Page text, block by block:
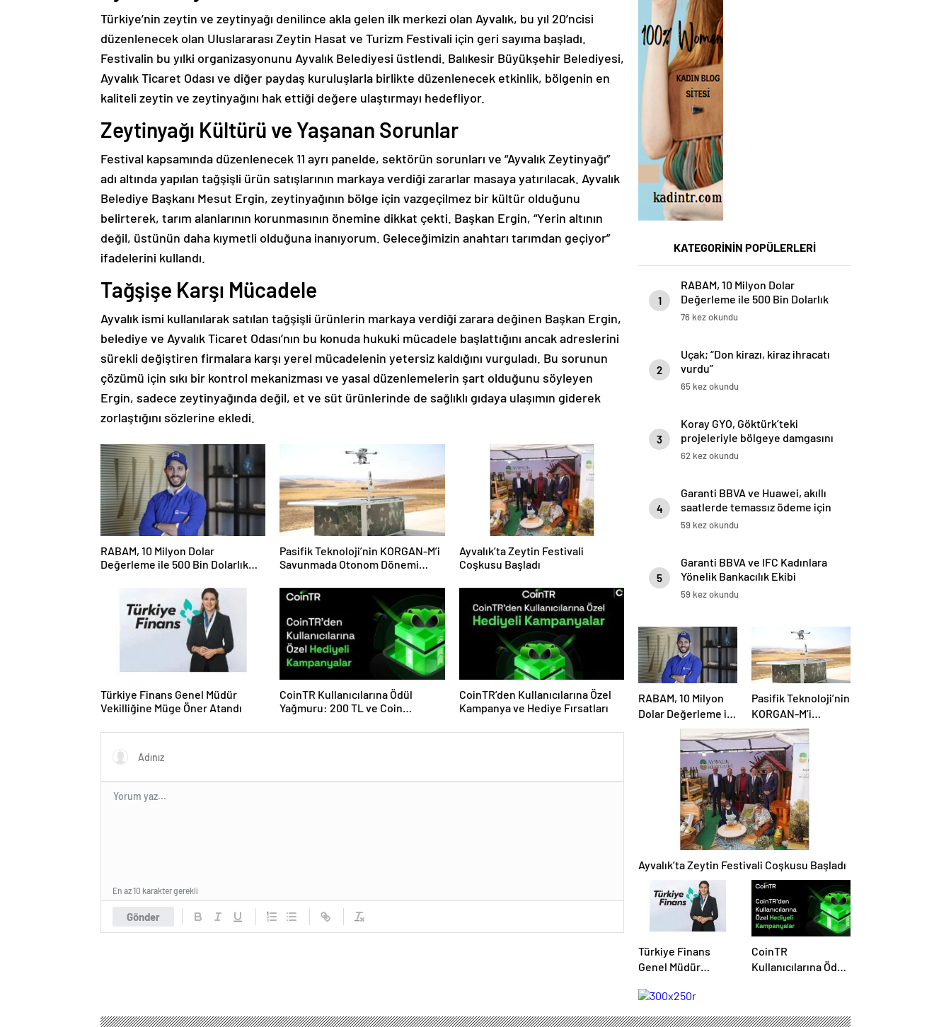
Türkiye’nin zeytin ve zeytinyağı denilince akla gelen ilk merkezi olan Ayvalık, bu yıl 20’ncisi
düzenlenecek olan Uluslararası Zeytin Hasat ve Turizm Festivali için geri sayıma başladı.
Festivalin bu yılki organizasyonunu Ayvalık Belediyesi üstlendi. Balıkesir Büyükşehir Belediyesi,
Ayvalık Ticaret Odası ve diğer paydaş kuruluşlarla birlikte düzenlenecek etkinlik, bölgenin en
kaliteli zeytin ve zeytinyağını hak ettiği değere ulaştırmayı hedefliyor.
Zeytinyağı Kültürü ve Yaşanan Sorunlar
Festival kapsamında düzenlenecek 11 ayrı panelde, sektörün sorunları ve “Ayvalık Zeytinyağı”
adı altında yapılan tağşişli ürün satışlarının markaya verdiği zararlar masaya yatırılacak. Ayvalık
Belediye Başkanı Mesut Ergin, zeytinyağının bölge için vazgeçilmez bir kültür olduğunu
belirterek, tarım alanlarının korunmasının önemine dikkat çekti. Başkan Ergin, “Yerin altının
değil, üstünün daha kıymetli olduğuna inanıyorum. Geleceğimizin anahtarı tarımdan geçiyor”
ifadelerini kullandı.
Tağşişe Karşı Mücadele
Ayvalık ismi kullanılarak satılan tağşişli ürünlerin markaya verdiği zarara değinen Başkan Ergin,
belediye ve Ayvalık Ticaret Odası’nın bu konuda hukuki mücadele başlattığını ancak adreslerini
sürekli değiştiren firmalara karşı yerel mücadelenin yetersiz kaldığını vurguladı. Bu sorunun
çözümü için sıkı bir kontrol mekanizması ve yasal düzenlemelerin şart olduğunu söyleyen
Ergin, sadece zeytinyağında değil, et ve süt ürünlerinde de sağlıklı gıdaya ulaşımın giderek
zorlaştığını sözlerine ekledi.
RABAM, 10 Milyon Dolar
Değerleme ile 500 Bin Dolarlık
Pasifik Teknoloji’nin KORGAN-M’i
Savunmada Otonom Dönemi
Ayvalık’ta Zeytin Festivali
Coşkusu Başladı
Türkiye Finans Genel Müdür
Vekilliğine Müge Öner Atandı
CoinTR Kullanıcılarına Ödül
Yağmuru: 200 TL ve Coin
CoinTR’den Kullanıcılarına Özel
Kampanya ve Hediye Fırsatları
Gönder
En az 10 karakter gerekli
KATEGORİNİN POPÜLERLERİ
1
RABAM, 10 Milyon Dolar
Değerleme ile 500 Bin Dolarlık
Yatırım Aldı
76 kez okundu
2
Uçak; “Don kirazı, kiraz ihracatı
vurdu”
65 kez okundu
3
Koray GYO, Göktürk’teki
projeleriyle bölgeye damgasını
vuruyor
62 kez okundu
4
Garanti BBVA ve Huawei, akıllı
saatlerde temassız ödeme için
iş birliği yaptı: Huawei WATCH
59 kez okundu
5
Garanti BBVA ve IFC Kadınlara
Yönelik Bankacılık Ekibi
Kadınların Güçlenmesi İçin
59 kez okundu
RABAM, 10 Milyon
Dolar Değerleme ile
500 Bin Dolarlık
Yatırım Aldı
Pasifik Teknoloji’nin
KORGAN-M’i
Savunmada Otonom
Dönemi Başlatıyor
Ayvalık’ta Zeytin Festivali Coşkusu Başladı
Türkiye Finans
Genel Müdür
Öner Atandı
CoinTR
Kullanıcılarına Ödül